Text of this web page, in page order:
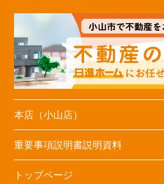
本店（小山店）
重要事項説明書説明資料
トップページ